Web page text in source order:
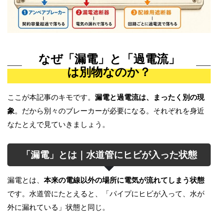
なぜ「漏電」と「過電流」
は別物なのか？
ここが本記事のキモです。 漏電と過電流は、まったく別の現
象。だから別々のブレーカーが必要になる。それぞれを身近
なたとえで見ていきましょう。
「漏電」とは｜水道管にヒビが入った状態
漏電とは、 本来の電線以外の場所に電気が流れてしまう状態
です。水道管にたとえると、「パイプにヒビが入って、水が
外に漏れている」状態と同じ。